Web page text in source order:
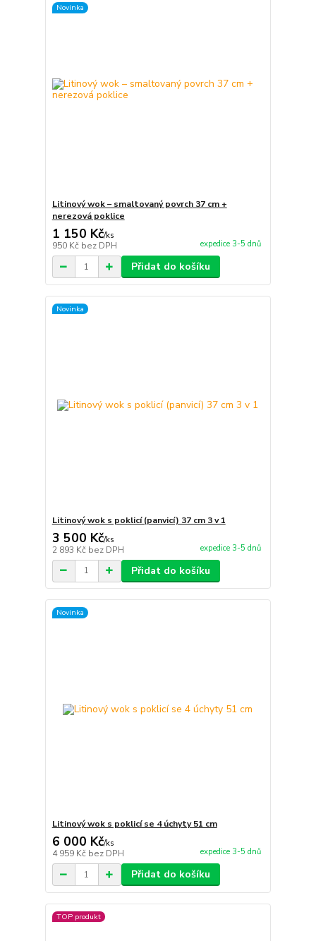
Novinka
Litinový wok – smaltovaný povrch 37 cm +
nerezová poklice
1 150 Kč/ks
950 Kč bez DPH expedice 3-5 dnů
Přidat do košíku
Novinka
Litinový wok s poklicí (panvicí) 37 cm 3 v 1
3 500 Kč/ks
2 893 Kč bez DPH expedice 3-5 dnů
Přidat do košíku
Novinka
Litinový wok s poklicí se 4 úchyty 51 cm
6 000 Kč/ks
4 959 Kč bez DPH expedice 3-5 dnů
Přidat do košíku
TOP produkt